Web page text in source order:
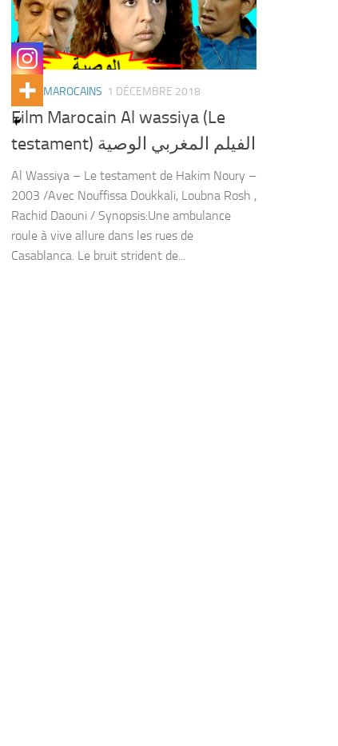
FILMS MAROCAINS 1 DÉCEMBRE 2018
Film Marocain Al wassiya (Le
testament) الفيلم المغربي الوصية
Al Wassiya – Le testament de Hakim Noury –
2003 /Avec Nouffissa Doukkali, Loubna Rosh ,
Rachid Daouni / Synopsis:Une ambulance
roule à vive allure dans les rues de
Casablanca. Le bruit strident de...